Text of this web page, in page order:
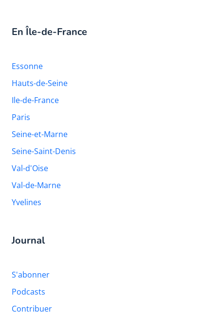
En Île-de-France
Essonne
Hauts-de-Seine
Ile-de-France
Paris
Seine-et-Marne
Seine-Saint-Denis
Val-d'Oise
Val-de-Marne
Yvelines
Journal
S'abonner
Podcasts
Contribuer